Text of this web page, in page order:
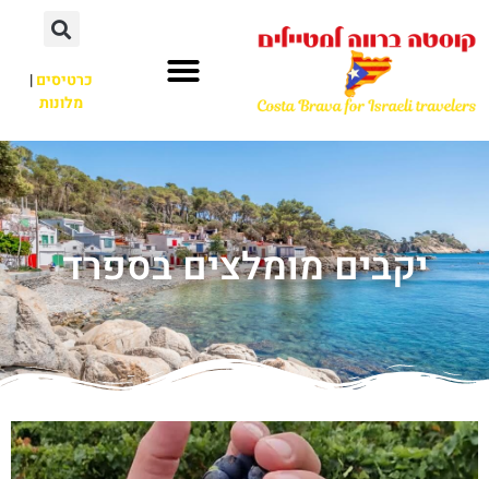
כרטיסים|
מלונות
יקבים מומלצים בספרד